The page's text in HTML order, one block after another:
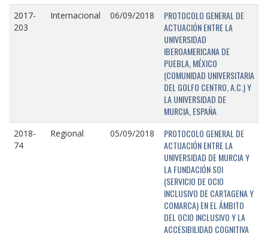
2017-
203
Internacional 06/09/2018
PROTOCOLO GENERAL DE
ACTUACIÓN ENTRE LA
UNIVERSIDAD
IBEROAMERICANA DE
PUEBLA, MÉXICO
(COMUNIDAD UNIVERSITARIA
DEL GOLFO CENTRO, A.C.) Y
LA UNIVERSIDAD DE
MURCIA, ESPAÑA
2018-
74
Regional 05/09/2018
PROTOCOLO GENERAL DE
ACTUACIÓN ENTRE LA
UNIVERSIDAD DE MURCIA Y
LA FUNDACIÓN SOI
(SERVICIO DE OCIO
INCLUSIVO DE CARTAGENA Y
COMARCA) EN EL ÁMBITO
DEL OCIO INCLUSIVO Y LA
ACCESIBILIDAD COGNITIVA